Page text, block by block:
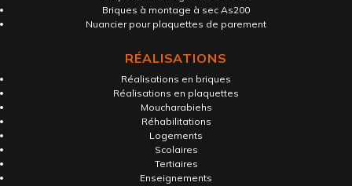
Briques à montage à sec As200
Nuancier pour plaquettes de parement
RÉALISATIONS
Réalisations en briques
Réalisations en plaquettes
Moucharabiehs
Réhabilitations
Logements
Scolaires
Tertiaires
Enseignements